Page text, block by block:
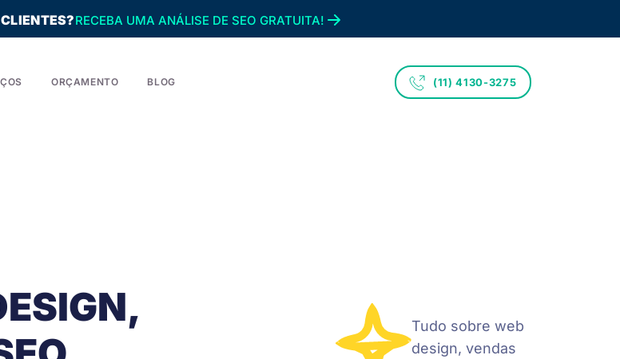
RECEBA UMA ANÁLISE DE SEO GRATUITA!
ORÇAMENTO BLOG (11) 4130-3275
Tudo sobre web
design, vendas